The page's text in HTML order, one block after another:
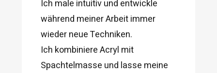
Ich male intuitiv und entwickle
während meiner Arbeit immer
wieder neue Techniken.
Ich kombiniere Acryl mit
Spachtelmasse und lasse meine